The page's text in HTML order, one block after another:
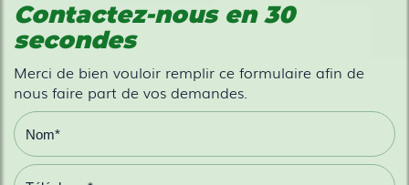
Contactez-nous en 30
secondes
Merci de bien vouloir remplir ce formulaire afin de
nous faire part de vos demandes.